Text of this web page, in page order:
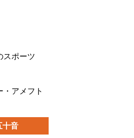
スポーツ
・アメフト
十音